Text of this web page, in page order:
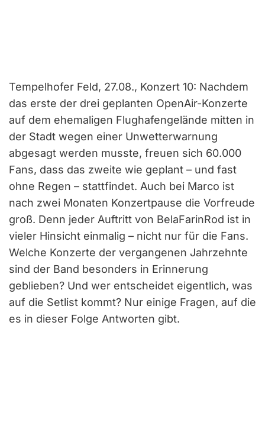
Tempelhofer Feld, 27.08., Konzert 10: Nachdem
das erste der drei geplanten OpenAir-Konzerte
auf dem ehemaligen Flughafengelände mitten in
der Stadt wegen einer Unwetterwarnung
abgesagt werden musste, freuen sich 60.000
Fans, dass das zweite wie geplant – und fast
ohne Regen – stattfindet. Auch bei Marco ist
nach zwei Monaten Konzertpause die Vorfreude
groß. Denn jeder Auftritt von BelaFarinRod ist in
vieler Hinsicht einmalig – nicht nur für die Fans.
Welche Konzerte der vergangenen Jahrzehnte
sind der Band besonders in Erinnerung
geblieben? Und wer entscheidet eigentlich, was
auf die Setlist kommt? Nur einige Fragen, auf die
es in dieser Folge Antworten gibt.